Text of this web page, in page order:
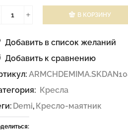
В КОРЗИНУ
Добавить в список желаний
Добавить к сравнению
Кресла
Demi, Кресло-маятник